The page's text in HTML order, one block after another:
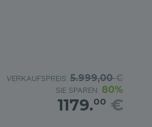
VERKAUFSPREIS:5.999,00€
SIE SPAREN: 80%
1179.00 €